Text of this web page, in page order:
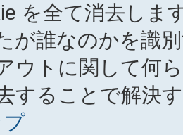
を全て消去しま
が誰なのかを識
ウトに関して何
することで解決